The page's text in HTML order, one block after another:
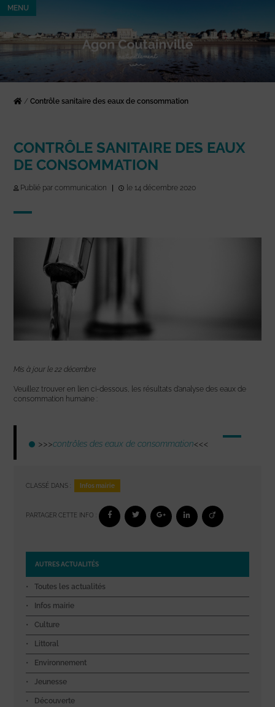
MENU
/Contrôle sanitaire des eaux de consommation
CONTRÔLE SANITAIRE DES EAUX
DE CONSOMMATION
Publié par communication le 14 décembre 2020
Mis à jour le 22 décembre
Veuillez trouver en lien ci-dessous, les résultats d’analyse des eaux de
consommation humaine :
>>>contrôles des eaux de consommation<<<
CLASSÉ DANS : Infos mairie
PARTAGER CETTE INFO :
AUTRES ACTUALITÉS
Toutes les actualités
Infos mairie
Culture
Littoral
Environnement
Jeunesse
Découverte